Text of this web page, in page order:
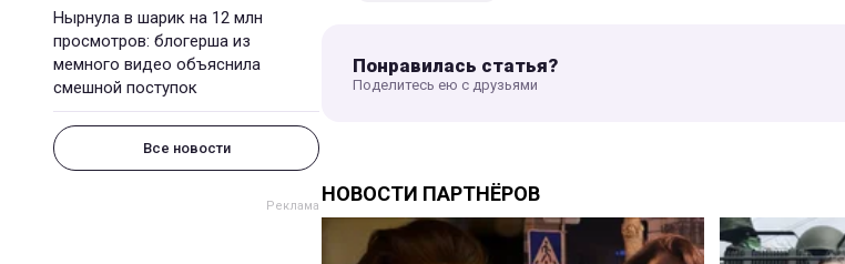
Нырнула в шарик на 12 млн
просмотров: блогерша из
мемного видео объяснила
смешной поступок
Все новости
Понравилась статья?
Поделитесь ею с друзьями